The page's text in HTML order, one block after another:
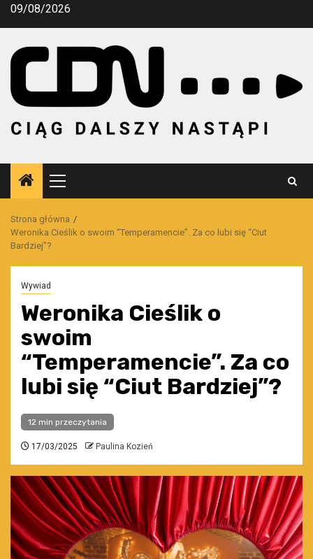
Przejdź
09/08/2026
Menu
główne
Strona główna
Weronika Cieślik o swoim “Temperamencie”. Za co lubi się “Ciut
Bardziej”?
Wywiad
Weronika Cieślik o
swoim
“Temperamencie”. Za co
lubi się “Ciut Bardziej”?
12 min przeczytania
17/03/2025 Paulina Kozień